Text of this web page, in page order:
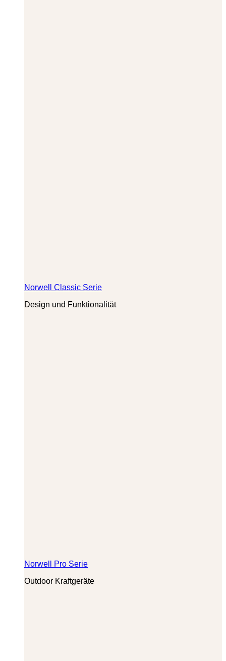
Norwell Classic Serie
Design und Funktionalität
Norwell Pro Serie
Outdoor Kraftgeräte